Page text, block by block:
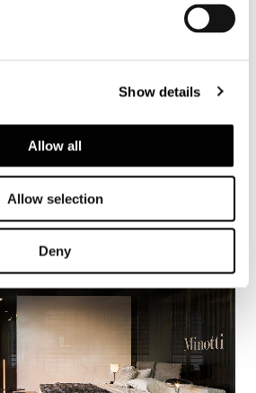
Show details
Allow all
Allow selection
Deny